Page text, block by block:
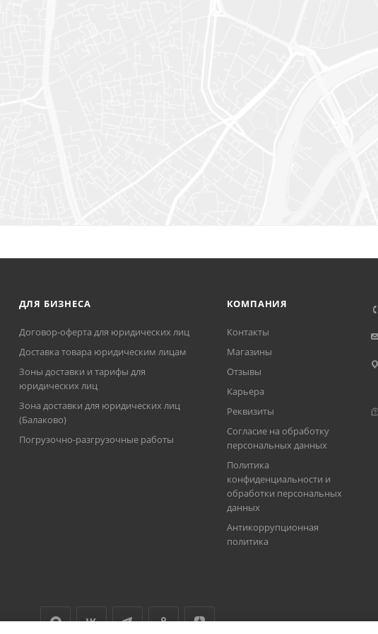
ДЛЯ БИЗНЕСА
Договор-оферта для юридических лиц
Доставка товара юридическим лицам
Зоны доставки и тарифы для
юридических лиц
Зона доставки для юридических лиц
(Балаково)
Погрузочно-разгрузочные работы
КОМПАНИЯ
Контакты
Магазины
Отзывы
Карьера
Реквизиты
Согласие на обработку
персональных данных
Политика
конфиденциальности и
обработки персональных
данных
Антикоррупционная
политика